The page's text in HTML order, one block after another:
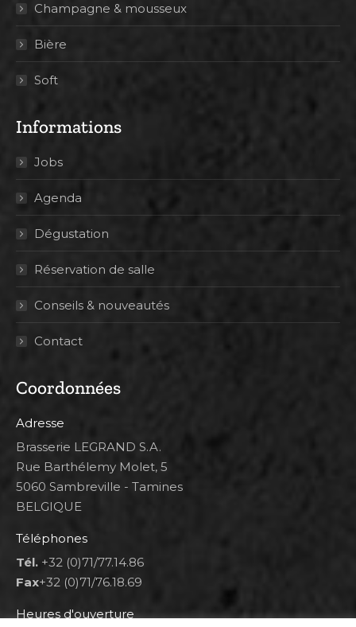
Champagne & mousseux
Bière
Soft
Informations
Jobs
Agenda
Dégustation
Réservation de salle
Conseils & nouveautés
Contact
Coordonnées
Adresse
Brasserie LEGRAND S.A.
Rue Barthélemy Molet, 5
5060 Sambreville - Tamines
BELGIQUE
Téléphones
Tél. +32 (0)71/77.14.86
Fax+32 (0)71/76.18.69
Heures d'ouverture